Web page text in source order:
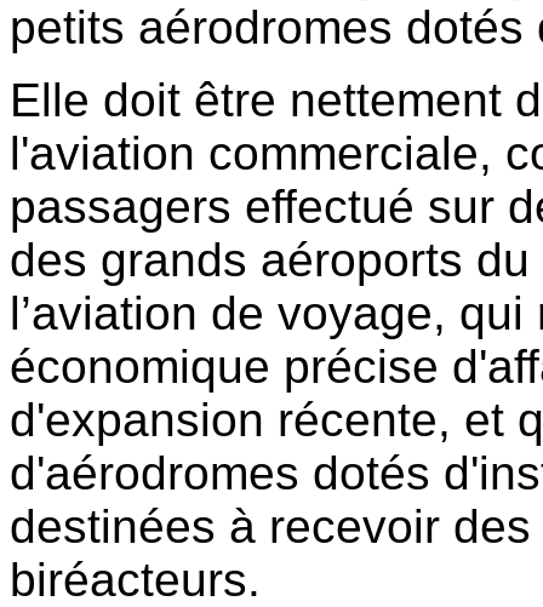
petits aérodromes
Elle doit être nettement
l'aviation commerciale,
passagers effectué sur
des grands aéroports
l’aviation de voyage,
économique précise
d'expansion récente, et
d'aérodromes dotés
destinées à recevoir
biréacteurs.